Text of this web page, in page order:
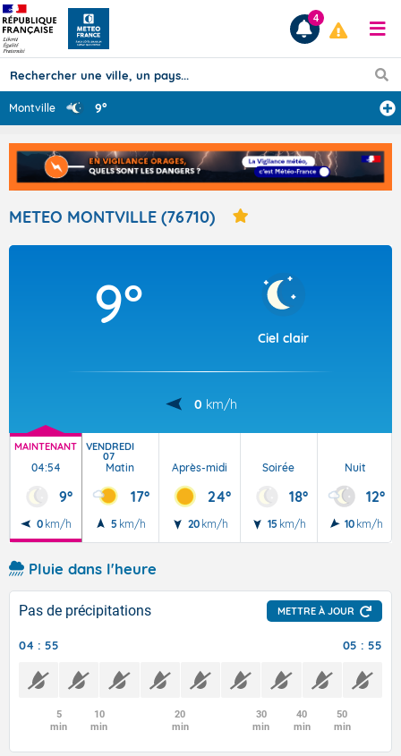
Prévisions
TOUS LES RÉSULTATS
Articles
4
Montville 9°
METEO MONTVILLE (76710)
9°
Ciel clair
0 km/h
MAINTENANT
04:54
9°
0 km/h
VENDREDI
07
Matin
17°
5 km/h
Après-midi
24°
20 km/h
Soirée
18°
15 km/h
Nuit
12°
10 km/h
Pluie dans l'heure
Pas de précipitations METTRE À JOUR
04 : 55 05 : 55
5
min
10
min
20
min
30
min
40
min
50
min